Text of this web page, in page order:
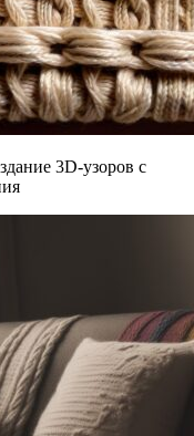
3D-узоров с